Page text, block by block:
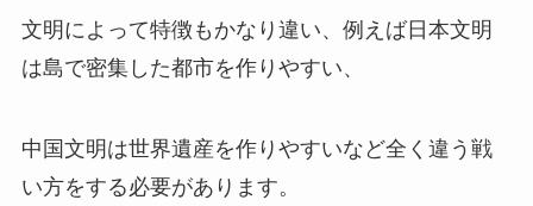
文明によって特徴もかなり違い、例えば日本文明
は島で密集した都市を作りやすい、
中国文明は世界遺産を作りやすいなど全く違う戦
い方をする必要があります。